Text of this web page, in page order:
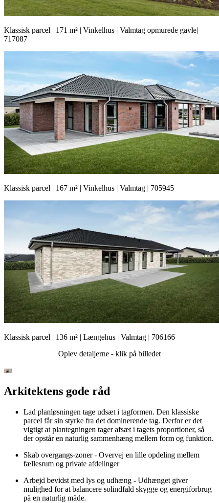
Klassisk parcel | 171 m² | Vinkelhus | Valmtag opmurede gavle|
717087
Klassisk parcel | 167 m² | Vinkelhus | Valmtag | 705945
Klassisk parcel | 136 m² | Længehus | Valmtag | 706166
Oplev detaljerne - klik på billedet
Arkitektens gode råd
Lad planløsningen tage udsæt i tagformen. Den klassiske
parcel får sin styrke fra det dominerende tag. Derfor er det
vigtigt at plantegningen tager afsæt i tagets proportioner, så
der opstår en naturlig sammenhæng mellem form og funktion.
Skab overgangs-zoner - Overvej en lille opdeling mellem
fællesrum og private afdelinger
Arbejd bevidst med lys og udhæng - Udhænget giver
mulighed for at balancere solindfald skygge og energiforbrug
på en naturlig måde.